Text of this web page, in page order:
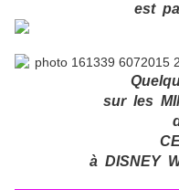
est
sur les
à DISNEY